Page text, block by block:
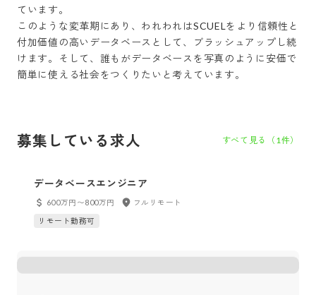
ています。
このような変革期にあり、われわれはSCUELをより信頼性と
付加価値の高いデータベースとして、ブラッシュアップし続
けます。そして、誰もがデータベースを写真のように安価で
募集している求人 すべて見る（ 1件）
データベースエンジニア
600万円〜800万円
フルリモート
リモート勤務可